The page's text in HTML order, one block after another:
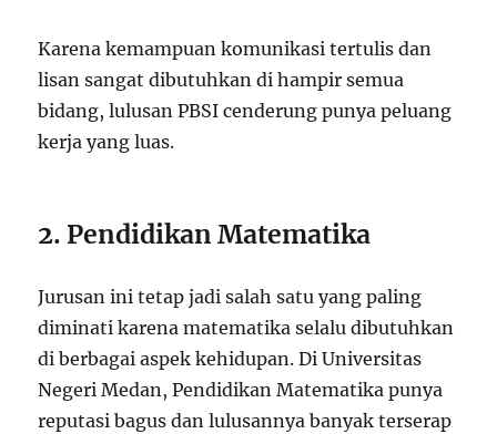
Karena kemampuan komunikasi tertulis dan
lisan sangat dibutuhkan di hampir semua
bidang, lulusan PBSI cenderung punya peluang
kerja yang luas.
2. Pendidikan Matematika
Jurusan ini tetap jadi salah satu yang paling
diminati karena matematika selalu dibutuhkan
di berbagai aspek kehidupan. Di Universitas
Negeri Medan, Pendidikan Matematika punya
reputasi bagus dan lulusannya banyak terserap